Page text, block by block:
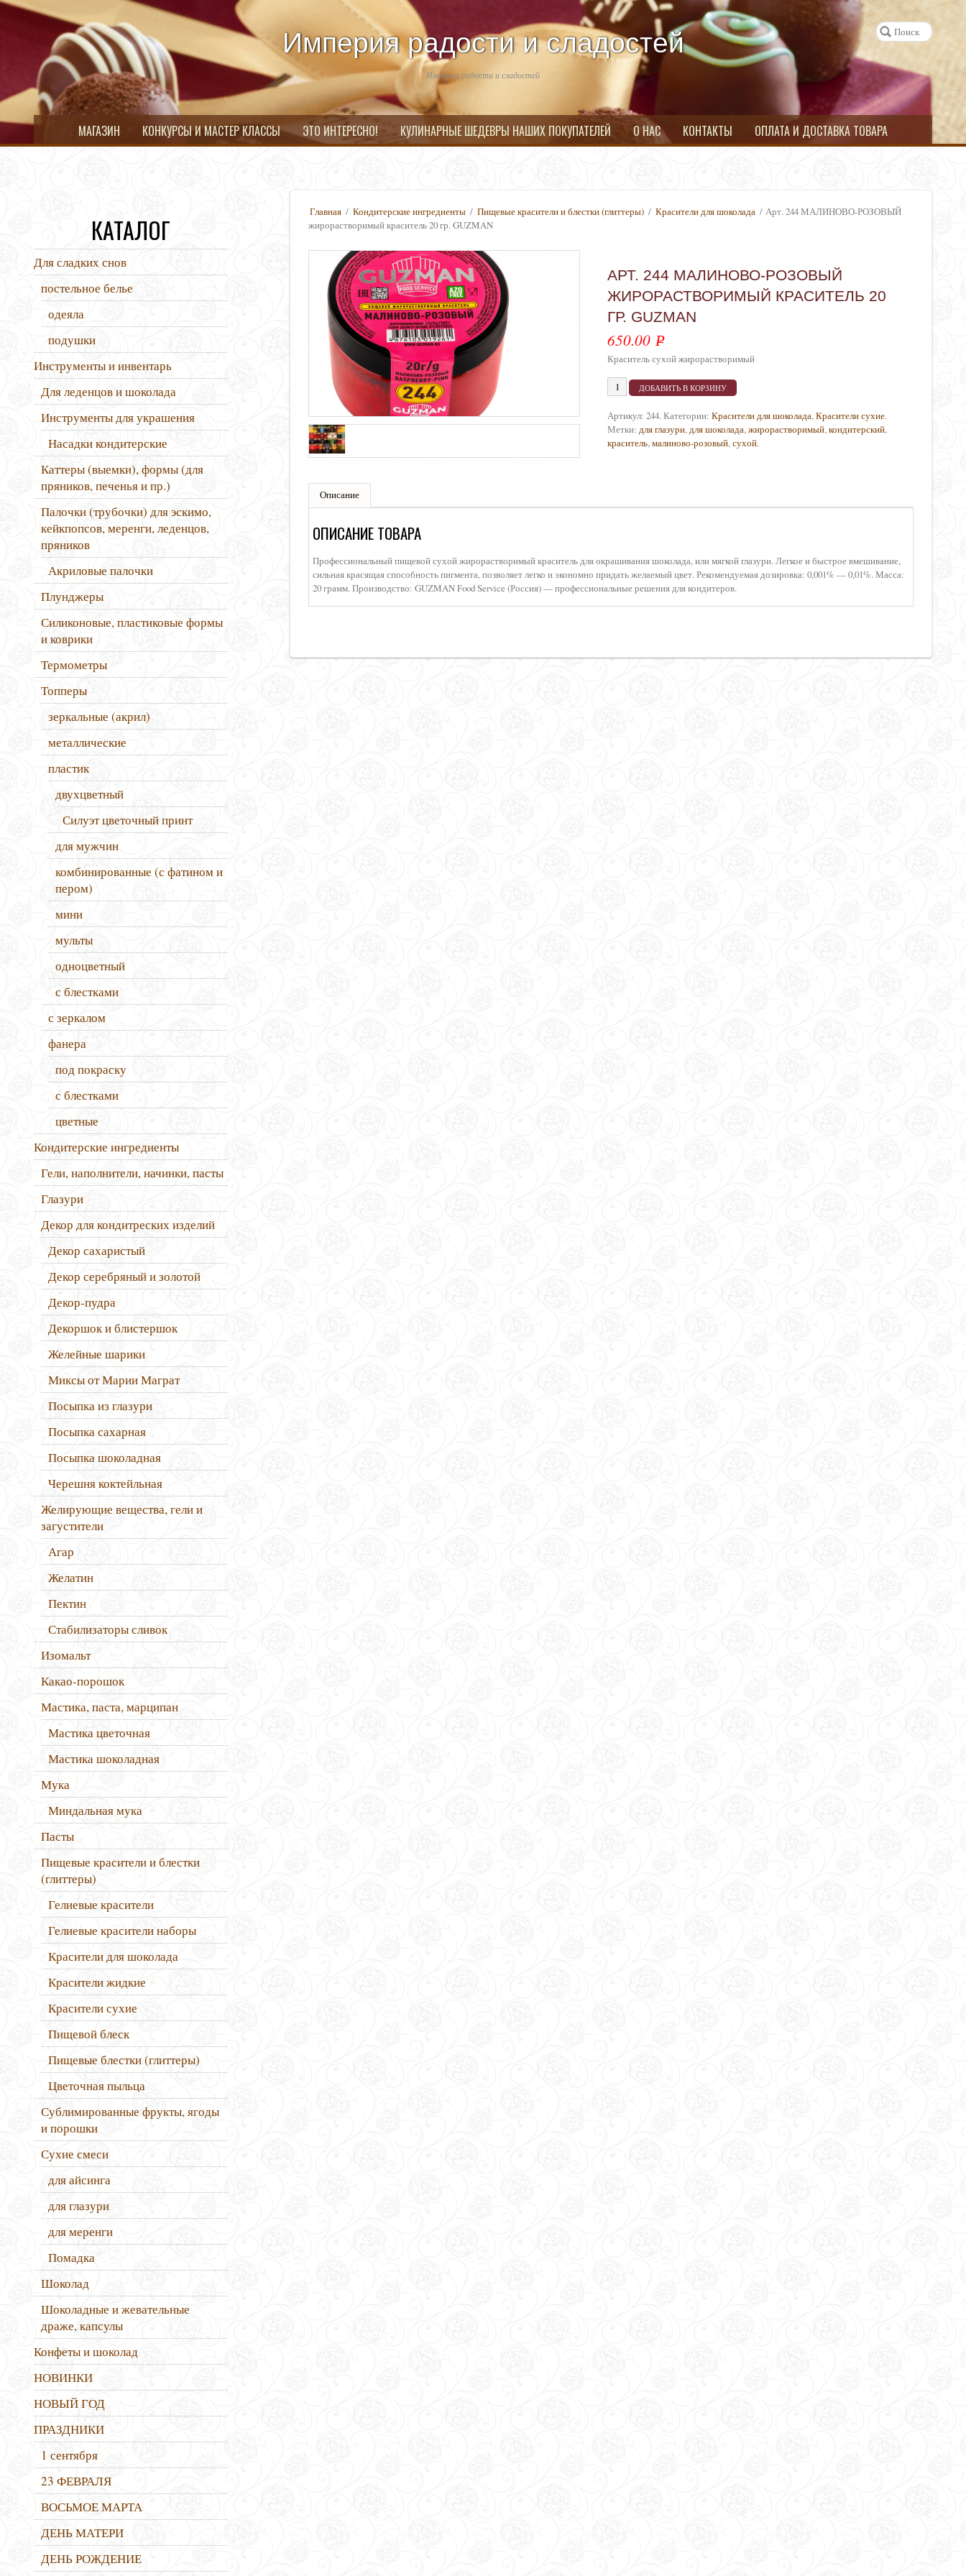
Империя радости и сладостей
Империя радости и сладостей
МАГАЗИН КОНКУРСЫ И МАСТЕР КЛАССЫ ЭТО ИНТЕРЕСНО! КУЛИНАРНЫЕ ШЕДЕВРЫ НАШИХ ПОКУПАТЕЛЕЙ О НАС КОНТАКТЫ ОПЛАТА И ДОСТАВКА ТОВАРА
Главная / Кондитерские ингредиенты / Пищевые красители и блестки (глиттеры) / Красители для шоколада / Арт. 244 МАЛИНОВО-РОЗОВЫЙ
жирорастворимый краситель 20 гр. GUZMAN
АРТ. 244 МАЛИНОВО-РОЗОВЫЙ
ЖИРОРАСТВОРИМЫЙ КРАСИТЕЛЬ 20
ГР. GUZMAN
650.00Р
УБ.
Краситель сухой жирорастворимый
ДОБАВИТЬ В КОРЗИНУ
Артикул:244.Категории:Красители для шоколада,Красители сухие.
Метки:для глазури,для шоколада,жирорастворимый,кондитерский,
краситель,малиново-розовый,сухой.
Описание
ОПИСАНИЕ ТОВАРА
Профессиональный пищевой сухой жирорастворимый краситель для окрашивания шоколада, или мягкой глазури. Легкое и быстрое вмешивание,
сильная красящая способность пигмента, позволяет легко и экономно придать желаемый цвет. Рекомендуемая дозировка: 0,001% — 0,01%. Масса:
20 грамм. Производство: GUZMAN Food Service (Россия) — профессиональные решения для кондитеров.
КАТАЛОГ
Для сладких снов
постельное белье
одеяла
подушки
Инструменты и инвентарь
Для леденцов и шоколада
Инструменты для украшения
Насадки кондитерские
Каттеры (выемки), формы (для
пряников, печенья и пр.)
Палочки (трубочки) для эскимо,
кейкпопсов, меренги, леденцов,
пряников
Акриловые палочки
Плунджеры
Силиконовые, пластиковые формы
и коврики
Термометры
Топперы
зеркальные (акрил)
металлические
пластик
двухцветный
Силуэт цветочный принт
для мужчин
комбинированные (с фатином и
пером)
мини
мульты
одноцветный
с блестками
с зеркалом
фанера
под покраску
с блестками
цветные
Кондитерские ингредиенты
Гели, наполнители, начинки, пасты
Глазури
Декор для кондитреских изделий
Декор сахаристый
Декор серебряный и золотой
Декор-пудра
Декоршок и блистершок
Желейные шарики
Миксы от Марии Маграт
Посыпка из глазури
Посыпка сахарная
Посыпка шоколадная
Черешня коктейльная
Желирующие вещества, гели и
загустители
Агар
Желатин
Пектин
Стабилизаторы сливок
Изомальт
Какао-порошок
Мастика, паста, марципан
Мастика цветочная
Мастика шоколадная
Мука
Миндальная мука
Пасты
Пищевые красители и блестки
(глиттеры)
Гелиевые красители
Гелиевые красители наборы
Красители для шоколада
Красители жидкие
Красители сухие
Пищевой блеск
Пищевые блестки (глиттеры)
Цветочная пыльца
Сублимированные фрукты, ягоды
и порошки
Сухие смеси
для айсинга
для глазури
для меренги
Помадка
Шоколад
Шоколадные и жевательные
драже, капсулы
Конфеты и шоколад
НОВИНКИ
НОВЫЙ ГОД
ПРАЗДНИКИ
1 сентября
23 ФЕВРАЛЯ
ВОСЬМОЕ МАРТА
ДЕНЬ МАТЕРИ
ДЕНЬ РОЖДЕНИЕ